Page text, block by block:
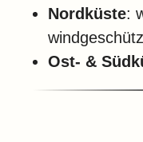
Nordküste:
Ost- &